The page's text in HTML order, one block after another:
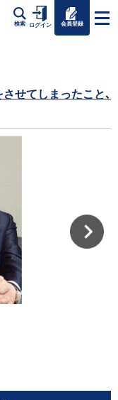
検索 ログイン 会員登録
せてしまったこと､